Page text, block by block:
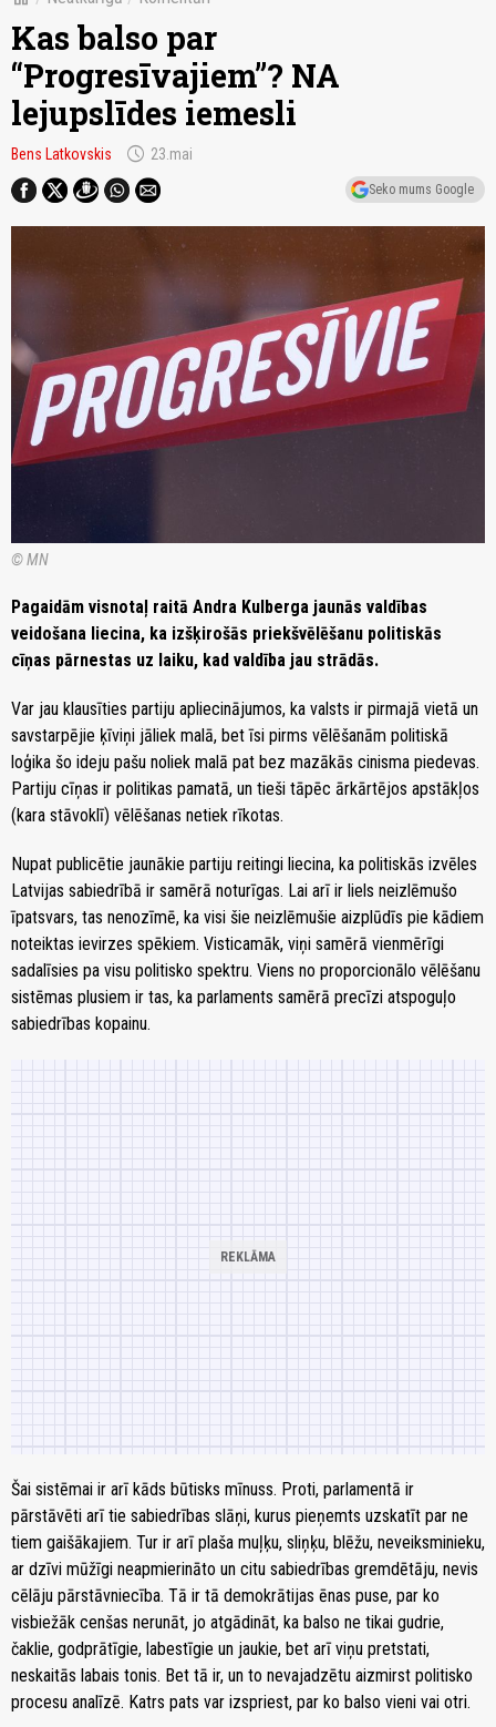
Kas balso par
“Progresīvajiem”? NA
lejupslīdes iemesli
Bens Latkovskis schedule 23.mai
Seko mums Google
© MN
Pagaidām visnotaļ raitā Andra Kulberga jaunās valdības
veidošana liecina, ka izšķirošās priekšvēlēšanu politiskās
cīņas pārnestas uz laiku, kad valdība jau strādās.
Var jau klausīties partiju apliecinājumos, ka valsts ir pirmajā vietā un
savstarpējie ķīviņi jāliek malā, bet īsi pirms vēlēšanām politiskā
loģika šo ideju pašu noliek malā pat bez mazākās cinisma piedevas.
Partiju cīņas ir politikas pamatā, un tieši tāpēc ārkārtējos apstākļos
(kara stāvoklī) vēlēšanas netiek rīkotas.
Nupat publicētie jaunākie partiju reitingi liecina, ka politiskās izvēles
Latvijas sabiedrībā ir samērā noturīgas. Lai arī ir liels neizlēmušo
īpatsvars, tas nenozīmē, ka visi šie neizlēmušie aizplūdīs pie kādiem
noteiktas ievirzes spēkiem. Visticamāk, viņi samērā vienmērīgi
sadalīsies pa visu politisko spektru. Viens no proporcionālo vēlēšanu
sistēmas plusiem ir tas, ka parlaments samērā precīzi atspoguļo
sabiedrības kopainu.
Šai sistēmai ir arī kāds būtisks mīnuss. Proti, parlamentā ir
pārstāvēti arī tie sabiedrības slāņi, kurus pieņemts uzskatīt par ne
tiem gaišākajiem. Tur ir arī plaša muļķu, sliņķu, blēžu, neveiksminieku,
ar dzīvi mūžīgi neapmierināto un citu sabiedrības gremdētāju, nevis
cēlāju pārstāvniecība. Tā ir tā demokrātijas ēnas puse, par ko
visbiežāk cenšas nerunāt, jo atgādināt, ka balso ne tikai gudrie,
čaklie, godprātīgie, labestīgie un jaukie, bet arī viņu pretstati,
neskaitās labais tonis. Bet tā ir, un to nevajadzētu aizmirst politisko
procesu analīzē. Katrs pats var izspriest, par ko balso vieni vai otri.